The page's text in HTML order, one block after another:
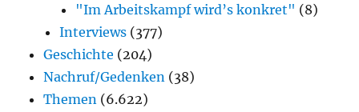
"Im Arbeitskampf wird’s konkret" (8)
Interviews (377)
Geschichte (204)
Nachruf/Gedenken (38)
Themen (6.622)